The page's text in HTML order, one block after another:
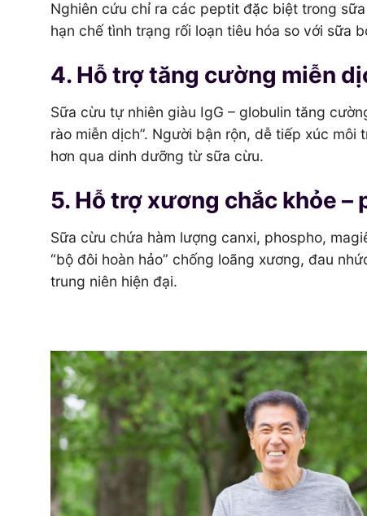
Nghiên cứu chỉ ra các peptit đặc biệt trong
hạn chế tình trạng rối loạn tiêu hóa so với sữa
4. Hỗ trợ tăng cường miễn
Sữa cừu tự nhiên giàu IgG – globulin tăng
rào miễn dịch”. Người bận rộn, dễ tiếp xúc
hơn qua dinh dưỡng từ sữa cừu.
5. Hỗ trợ xương chắc khỏe
Sữa cừu chứa hàm lượng canxi, phospho,
“bộ đôi hoàn hảo” chống loãng xương, đau
trung niên hiện đại.